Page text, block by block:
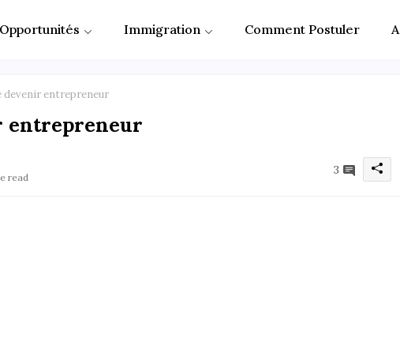
Opportunités Immigration Comment Postuler
devenir entrepreneur
entrepreneur
read
3